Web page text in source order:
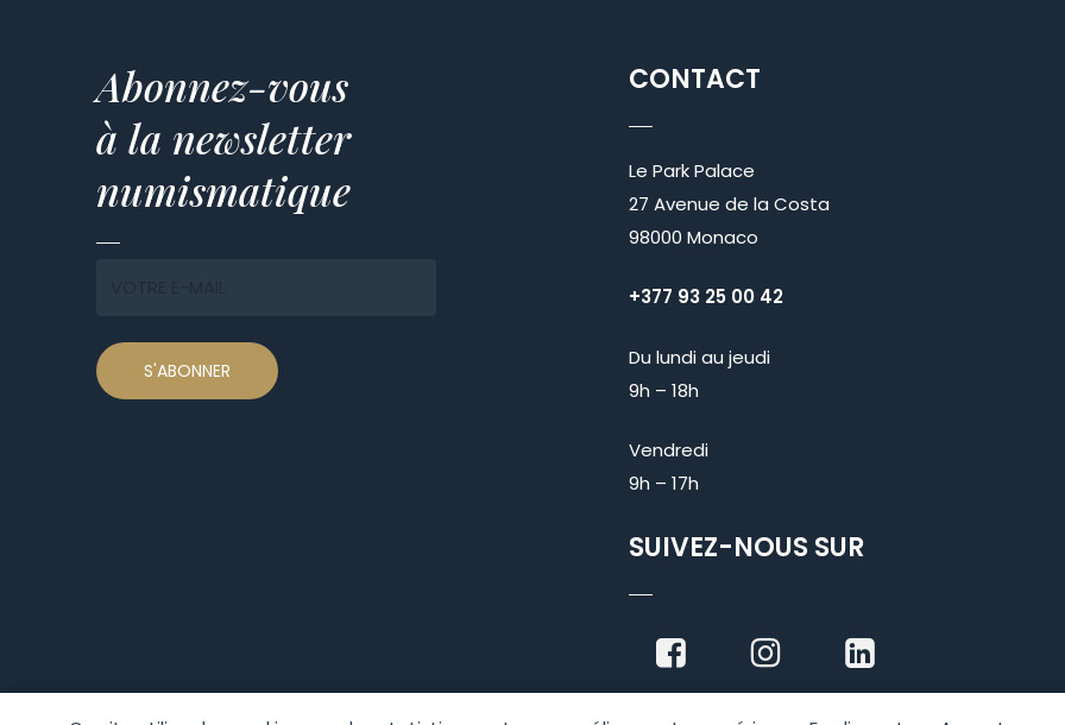
Abonnez-vous
à la newsletter
numismatique
CONTACT
Le Park Palace
27 Avenue de la Costa
98000 Monaco
+377 93 25 00 42
Du lundi au jeudi
9h – 18h
Vendredi
9h – 17h
SUIVEZ-NOUS SUR